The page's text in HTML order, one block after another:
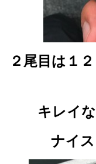
２尾目は１
キレイ
ナイ